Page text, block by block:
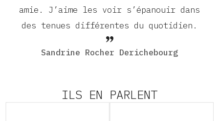
amie. J’aime les voir s’épanouir dans
des tenues différentes du quotidien.
Sandrine Rocher Derichebourg
ILS EN PARLENT